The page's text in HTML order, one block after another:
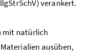
verankert.
mit natürlich
ausüben,